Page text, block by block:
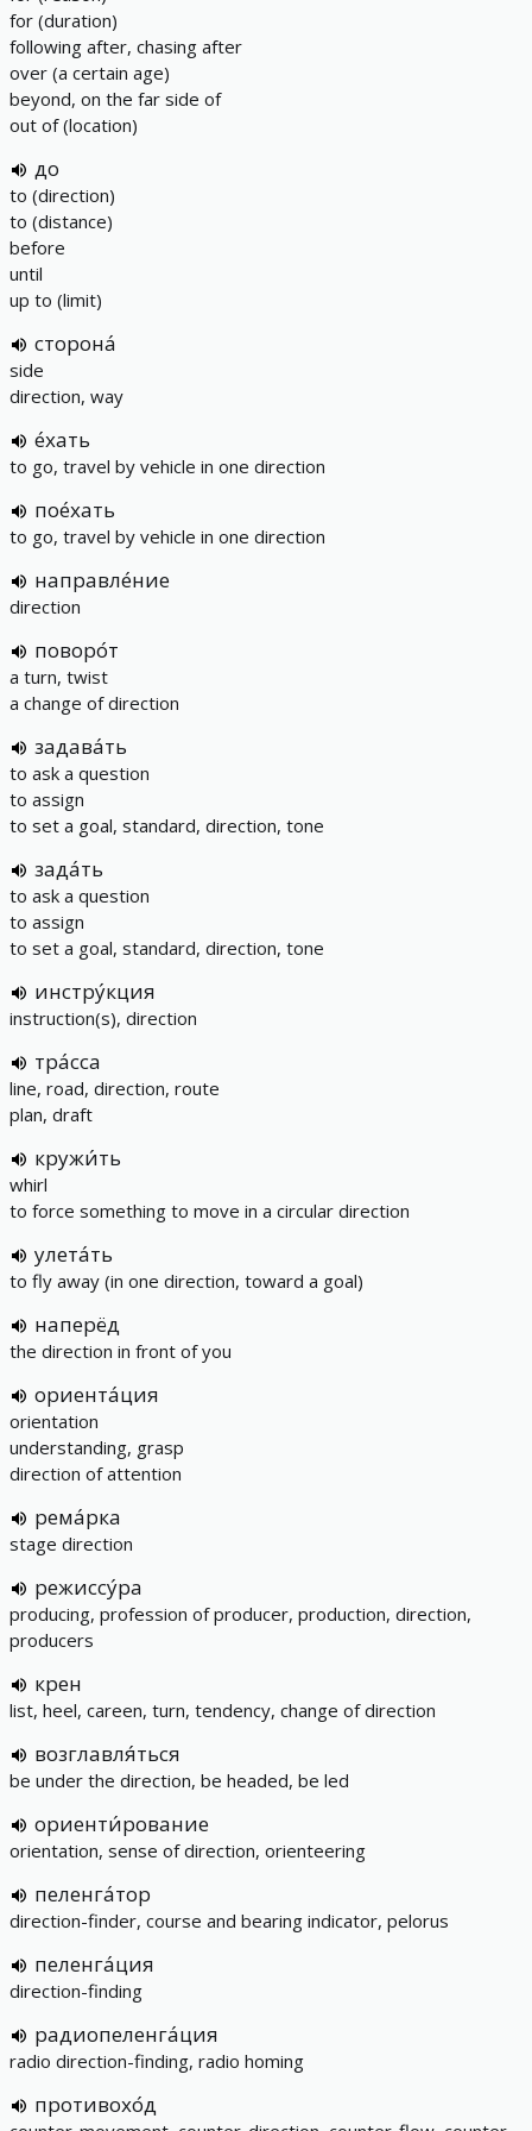
for (duration)
following after, chasing after
over (a certain age)
beyond, on the far side of
out of (location)
до
to (direction)
to (distance)
before
until
up to (limit)
сторона́
side
direction, way
е́хать
to go, travel by vehicle in one direction
пое́хать
to go, travel by vehicle in one direction
направле́ние
direction
поворо́т
a turn, twist
a change of direction
задава́ть
to ask a question
to assign
to set a goal, standard, direction, tone
зада́ть
to ask a question
to assign
to set a goal, standard, direction, tone
инстру́кция
instruction(s), direction
тра́сса
line, road, direction, route
plan, draft
кружи́ть
whirl
to force something to move in a circular direction
улета́ть
to fly away (in one direction, toward a goal)
наперёд
the direction in front of you
ориента́ция
orientation
understanding, grasp
direction of attention
рема́рка
stage direction
режиссу́ра
producing, profession of producer, production, direction,
producers
крен
list, heel, careen, turn, tendency, change of direction
возглавля́ться
be under the direction, be headed, be led
ориенти́рование
orientation, sense of direction, orienteering
пеленга́тор
direction-finder, course and bearing indicator, pelorus
пеленга́ция
direction-finding
радиопеленга́ция
radio direction-finding, radio homing
противохо́д